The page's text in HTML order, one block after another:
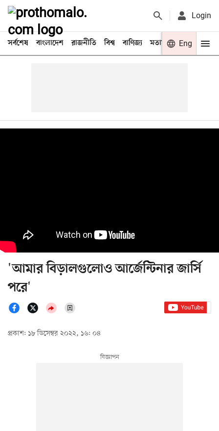
Login
সর্বশেষ বাংলাদেশ রাজনীতি বিশ্ব বাণিজ্য মতামত খেলা
Eng
'আমার বিড়ালগুলোও আর্জেন্টিনার জার্সি
পরে'
প্রকাশ: ১৮ ডিসেম্বর ২০২২, ১৬: ০৪